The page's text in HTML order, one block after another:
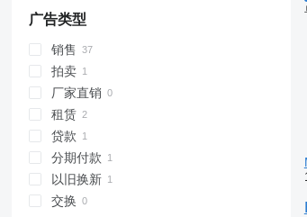
广告类型
销售
拍卖
厂家直销
租赁
贷款
分期付款
以旧换新
交换